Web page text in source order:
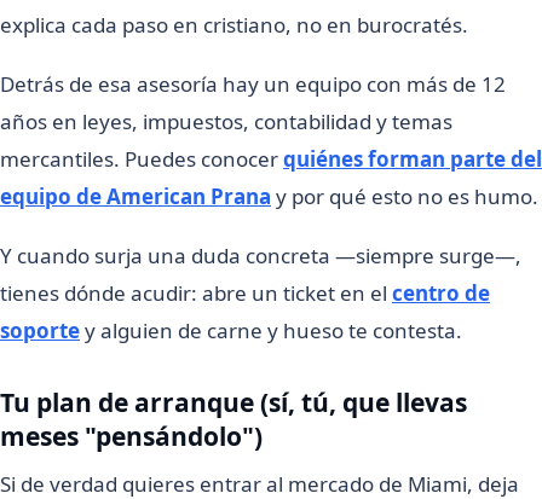
explica cada paso en cristiano, no en burocratés.
Detrás de esa asesoría hay un equipo con más de 12
años en leyes, impuestos, contabilidad y temas
mercantiles. Puedes conocerquiénes forman parte del
equipo de American Prana y por qué esto no es humo.
Y cuando surja una duda concreta —siempre surge—,
tienes dónde acudir: abre un ticket en el centro de
soportey alguien de carne y hueso te contesta.
Tu plan de arranque (sí, tú, que llevas
meses "pensándolo")
Si de verdad quieres entrar al mercado de Miami, deja